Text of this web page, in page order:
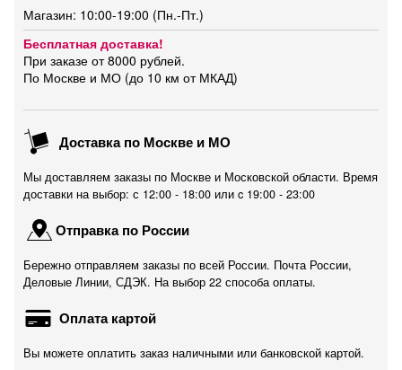
Магазин: 10:00-19:00 (Пн.-Пт.)
Бесплатная доставка!
При заказе от 8000 рублей.
По Москве и МО (до 10 км от МКАД)
Доставка по Москве и МО
Мы доставляем заказы по Москве и Московской области. Время
доставки на выбор: с 12:00 - 18:00 или c 19:00 - 23:00
Отправка по России
Бережно отправляем заказы по всей России. Почта России,
Деловые Линии, СДЭК. На выбор 22 способа оплаты.
Оплата картой
Вы можете оплатить заказ наличными или банковской картой.